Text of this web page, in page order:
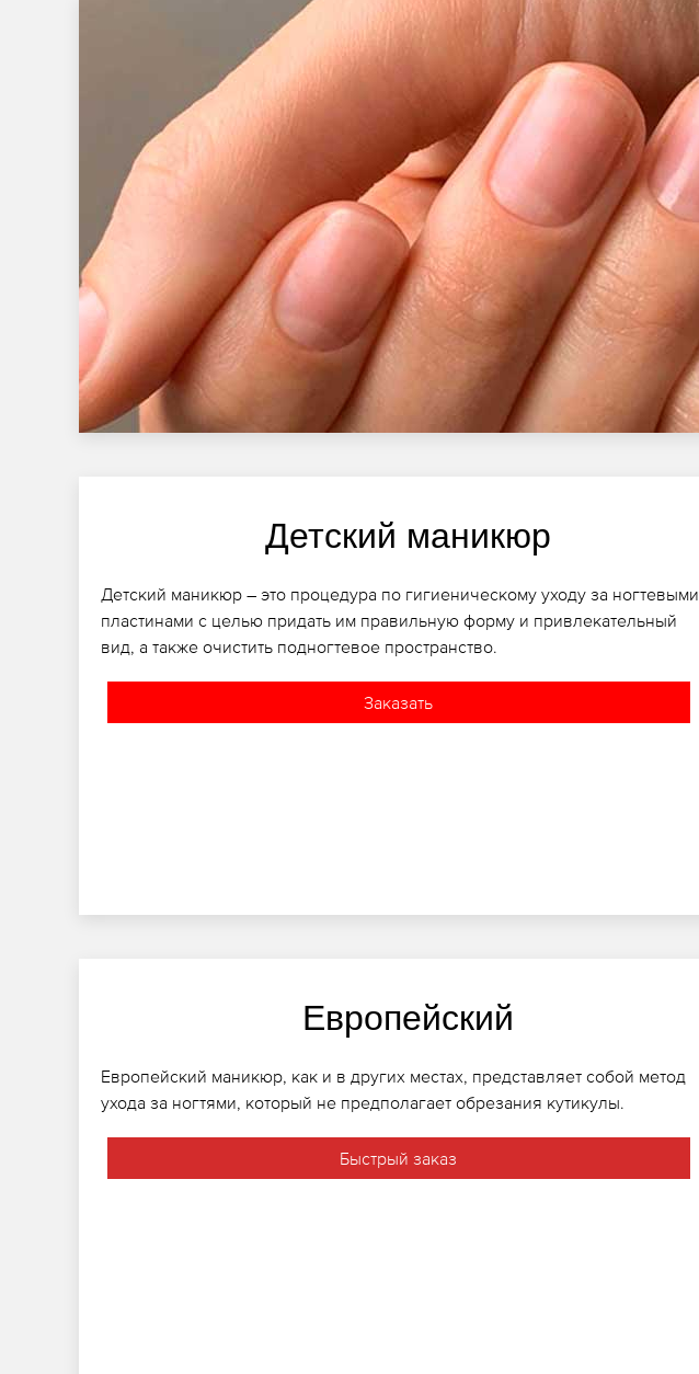
Детский маникюр
Детский маникюр – это процедура по гигиеническому уходу за ногтевыми
пластинами с целью придать им правильную форму и привлекательный
вид, а также очистить подногтевое пространство.
Заказать
Европейский
Европейский маникюр, как и в других местах, представляет собой метод
ухода за ногтями, который не предполагает обрезания кутикулы.
Быстрый заказ